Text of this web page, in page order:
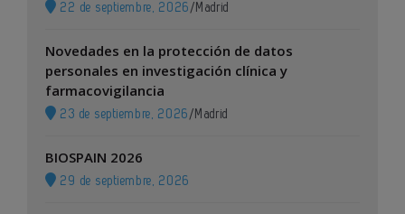
22 de septiembre, 2026 / Madrid
Novedades en la protección de datos
personales en investigación clínica y
farmacovigilancia
23 de septiembre, 2026 / Madrid
BIOSPAIN 2026
29 de septiembre, 2026